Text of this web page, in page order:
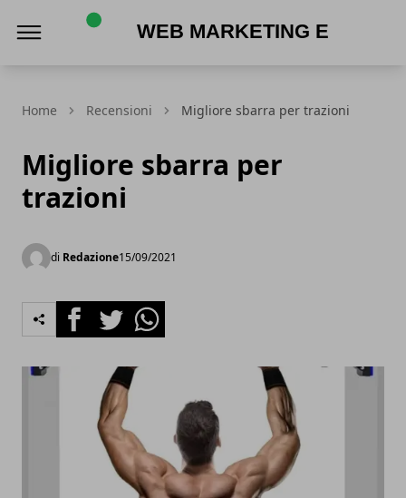
Home Recensioni Migliore sbarra per trazioni
Migliore sbarra per
trazioni
di Redazione15/09/2021
FacebookTwitterWhatsapp